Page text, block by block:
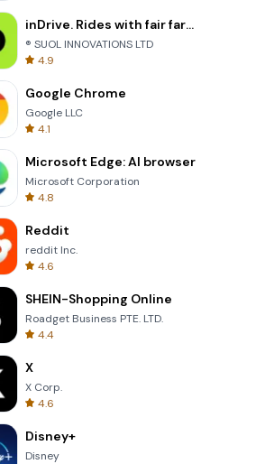
inDrive. Rides with fair fares
® SUOL INNOVATIONS LTD
4.9
Google Chrome
Google LLC
4.1
Microsoft Edge: AI browser
Microsoft Corporation
4.8
Reddit
reddit Inc.
4.6
SHEIN-Shopping Online
Roadget Business PTE. LTD.
4.4
X
X Corp.
4.6
Disney+
Disney